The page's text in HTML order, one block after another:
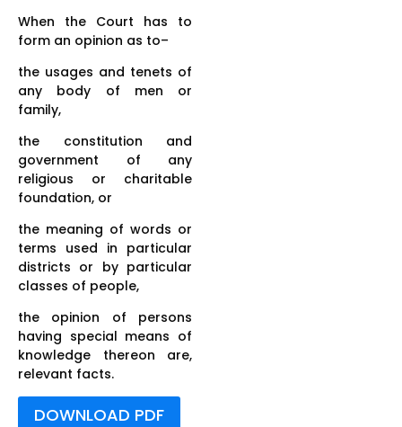
When the Court has to
form an opinion as to–
the usages and tenets of
any body of men or
family,
the constitution and
government of any
religious or charitable
foundation, or
the meaning of words or
terms used in particular
districts or by particular
classes of people,
the opinion of persons
having special means of
knowledge thereon are,
relevant facts.
DOWNLOAD PDF